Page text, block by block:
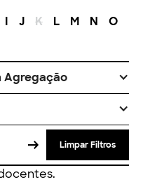
I J K L M N O
Agregação
Limpar Filtros